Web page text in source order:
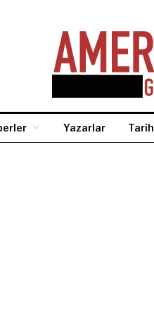
Yazarlar Tarih